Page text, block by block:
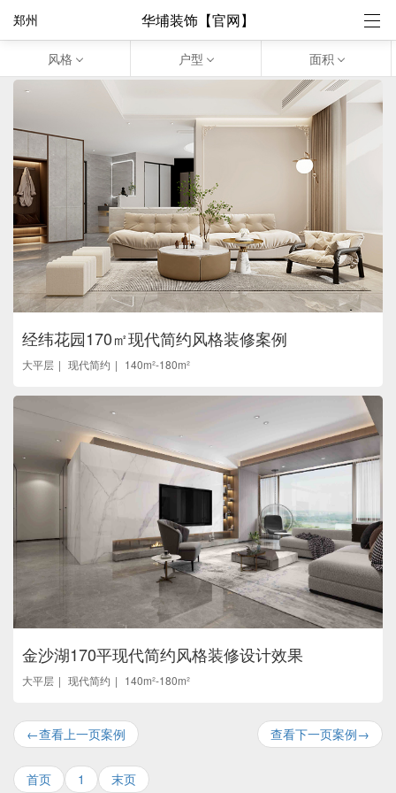
华埔装饰【官网】
郑州
风格 户型 面积
经纬花园170㎡现代简约风格装修案例
大平层 现代简约 140m²-180m²
金沙湖170平现代简约风格装修设计效果
大平层 现代简约 140m²-180m²
←查看上一页案例 查看下一页案例→
首页 1 末页